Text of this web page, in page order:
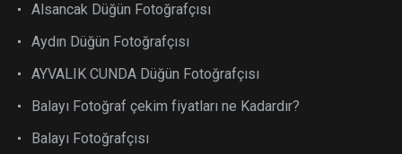
Alsancak Düğün Fotoğrafçısı
Aydın Düğün Fotoğrafçısı
AYVALIK CUNDA Düğün Fotoğrafçısı
Balayı Fotoğraf çekim fiyatları ne Kadardır?
Balayı Fotoğrafçısı